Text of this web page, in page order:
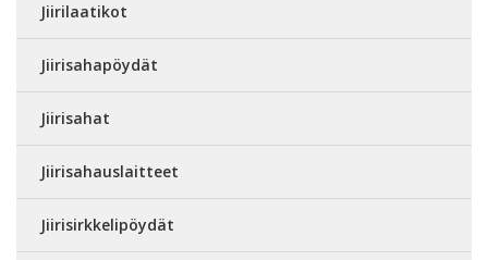
Jiirilaatikot
Jiirisahapöydät
Jiirisahat
Jiirisahauslaitteet
Jiirisirkkelipöydät